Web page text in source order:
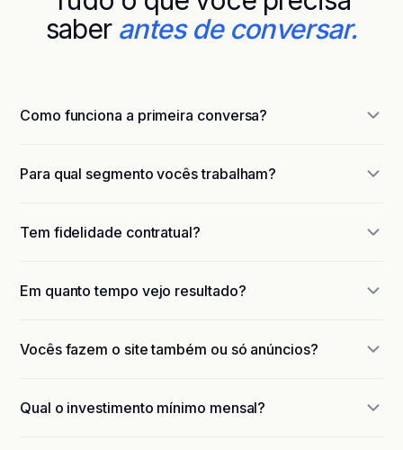
saber antes de conversar.
Como funciona a primeira conversa?
Para qual segmento vocês trabalham?
Tem fidelidade contratual?
Em quanto tempo vejo resultado?
Vocês fazem o site também ou só anúncios?
Qual o investimento mínimo mensal?